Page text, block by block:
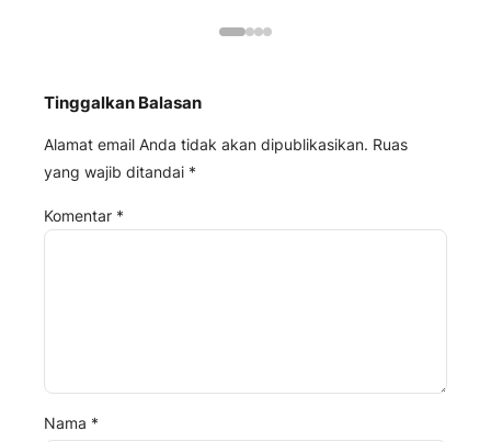
Tinggalkan Balasan
Alamat email Anda tidak akan dipublikasikan. Ruas
yang wajib ditandai *
Komentar *
Nama *